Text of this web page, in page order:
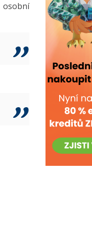
osobní